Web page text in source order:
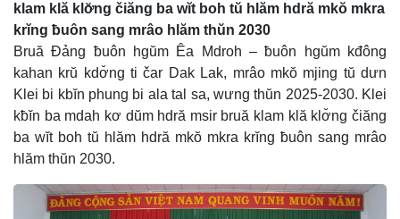
klam klă klơ̆ng čiăng ba wĭt boh tŭ hlăm hdră mkŏ mkra
krĭng ƀuôn sang mrâo hlăm thŭn 2030
Bruă Đảng ƀuôn hgŭm Êa Mdroh – ƀuôn hgŭm kđông
kahan krŭ kdơ̆ng ti čar Dak Lak, mrâo mkŏ mjing tŭ dưn
Klei bi kbĭn phung bi ala tal sa, wưng thŭn 2025-2030. Klei
kƀĭn ba mdah kơ dŭm hdră msir bruă klam klă klơ̆ng čiăng
ba wĭt boh tŭ hlăm hdră mkŏ mkra krĭng ƀuôn sang mrâo
hlăm thŭn 2030.